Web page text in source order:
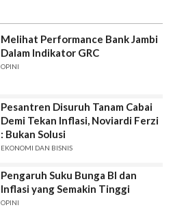
Melihat Performance Bank Jambi
Dalam Indikator GRC
OPINI
Pesantren Disuruh Tanam Cabai
Demi Tekan Inflasi, Noviardi Ferzi
: Bukan Solusi
EKONOMI DAN BISNIS
Pengaruh Suku Bunga BI dan
Inflasi yang Semakin Tinggi
OPINI